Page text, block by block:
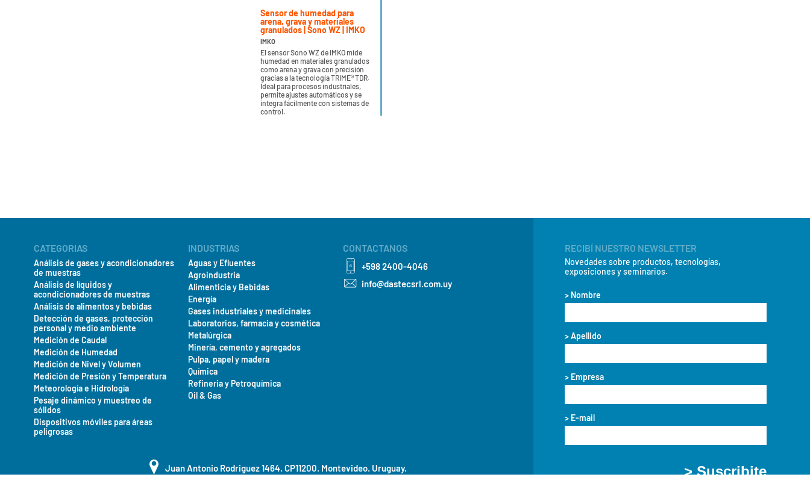
Sensor de humedad para
arena, grava y materiales
granulados | Sono WZ | IMKO
IMKO
El sensor Sono WZ de IMKO mide
humedad en materiales granulados
como arena y grava con precisión
gracias a la tecnología TRIME® TDR.
Ideal para procesos industriales,
permite ajustes automáticos y se
integra fácilmente con sistemas de
control.
CATEGORIAS
Análisis de gases y acondicionadores
de muestras
Análisis de líquidos y
acondicionadores de muestras
Análisis de alimentos y bebidas
Detección de gases, protección
personal y medio ambiente
Medición de Caudal
Medición de Humedad
Medición de Nivel y Volumen
Medición de Presión y Temperatura
Meteorología e Hidrología
Pesaje dinámico y muestreo de
sólidos
Dispositivos móviles para áreas
peligrosas
INDUSTRIAS
Aguas y Efluentes
Agroindustria
Alimenticia y Bebidas
Energía
Gases industriales y medicinales
Laboratorios, farmacia y cosmética
Metalúrgica
Minería, cemento y agregados
Pulpa, papel y madera
Química
Refineria y Petroquímica
Oil & Gas
CONTACTANOS
+598 2400-4046
info@dastecsrl.com.uy
Juan Antonio Rodriguez 1464. CP11200. Montevideo. Uruguay.
RECIBÍ NUESTRO NEWSLETTER
Novedades sobre productos, tecnologías,
exposiciones y seminarios.
> Nombre
> Apellido
> Empresa
> E-mail
> Suscribite